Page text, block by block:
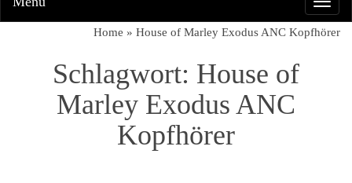
Home » House of Marley Exodus ANC Kopfhörer
Schlagwort: House of
Marley Exodus ANC
Kopfhörer